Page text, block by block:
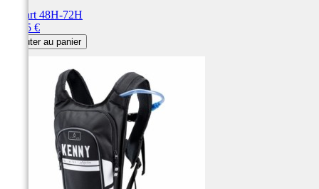
Départ 48H-72H
69,95 €
Ajouter au panier